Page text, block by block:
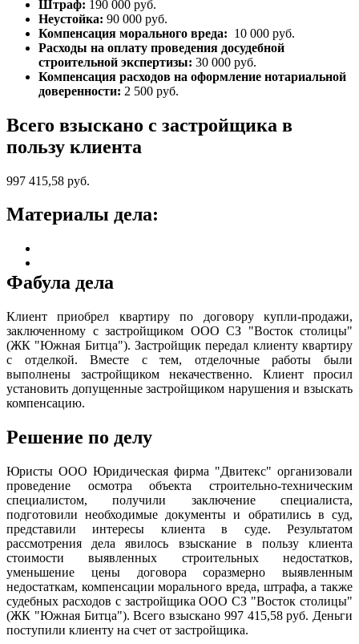
Штраф: 190 000 руб.
Неустойка: 90 000 руб.
Компенсация морального вреда: 10 000 руб.
Расходы на оплату проведения досудебной
строительной экспертизы: 30 000 руб.
Компенсация расходов на оформление нотариальной
доверенности: 2 500 руб.
Всего взыскано с застройщика в
пользу клиента
997 415,58 руб.
Материалы дела:
Фабула дела
Клиент приобрел квартиру по договору купли-продажи,
заключенному с застройщиком ООО СЗ "Восток столицы"
(ЖК "Южная Битца"). Застройщик передал клиенту квартиру
с отделкой. Вместе с тем, отделочные работы были
выполнены застройщиком некачественно. Клиент просил
установить допущенные застройщиком нарушения и взыскать
компенсацию.
Решение по делу
Юристы ООО Юридическая фирма "Двитекс" организовали
проведение осмотра объекта строительно-техническим
специалистом, получили заключение специалиста,
подготовили необходимые документы и обратились в суд,
представили интересы клиента в суде. Результатом
рассмотрения дела явилось взыскание в пользу клиента
стоимости выявленных строительных недостатков,
уменьшение цены договора соразмерно выявленным
недостаткам, компенсации морального вреда, штрафа, а также
судебных расходов с застройщика ООО СЗ "Восток столицы"
(ЖК "Южная Битца"). Всего взыскано 997 415,58 руб. Деньги
поступили клиенту на счет от застройщика.